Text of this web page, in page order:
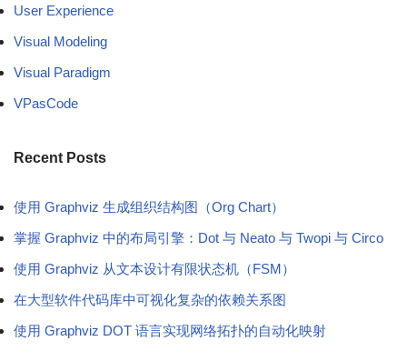
User Experience
Visual Modeling
Visual Paradigm
VPasCode
Recent Posts
使用 Graphviz 生成组织结构图（Org Chart）
掌握 Graphviz 中的布局引擎：Dot 与 Neato 与 Twopi 与 Circo
使用 Graphviz 从文本设计有限状态机（FSM）
在大型软件代码库中可视化复杂的依赖关系图
使用 Graphviz DOT 语言实现网络拓扑的自动化映射